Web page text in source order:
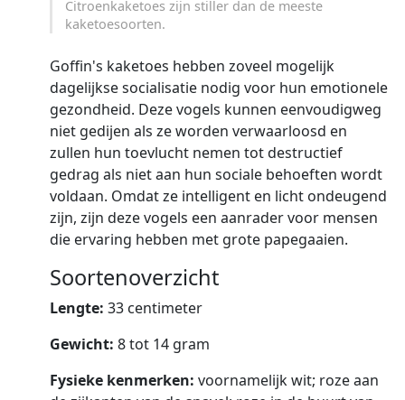
Citroenkaketoes zijn stiller dan de meeste
kaketoesoorten.
Goffin's kaketoes hebben zoveel mogelijk
dagelijkse socialisatie nodig voor hun emotionele
gezondheid. Deze vogels kunnen eenvoudigweg
niet gedijen als ze worden verwaarloosd en
zullen hun toevlucht nemen tot destructief
gedrag als niet aan hun sociale behoeften wordt
voldaan. Omdat ze intelligent en licht ondeugend
zijn, zijn deze vogels een aanrader voor mensen
die ervaring hebben met grote papegaaien.
Soortenoverzicht
Lengte: 33 centimeter
Gewicht: 8 tot 14 gram
Fysieke kenmerken: voornamelijk wit; roze aan